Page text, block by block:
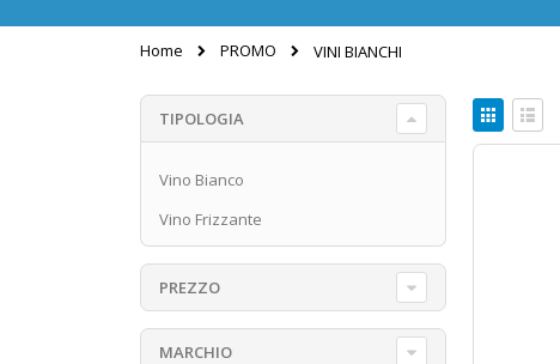
Home PROMO VINI BIANCHI
come
GrigliaLista
TIPOLOGIA
Vino Bianco
Vino Frizzante
PREZZO
MARCHIO